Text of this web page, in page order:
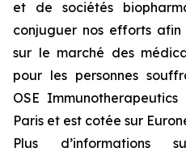
et de sociétés
conjuguer nos efforts
sur le marché des
pour les personnes
OSE
Paris et est cotée sur
Plus d’informations